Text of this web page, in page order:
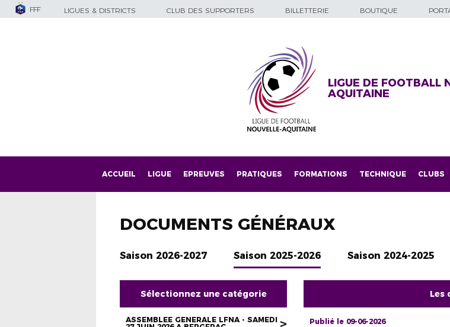
FFF LIGUES & DISTRICTS CLUB DES SUPPORTERS BILLETTERIE BOUTIQUE
LIGUE DE FOOTBALL
AQUITAINE
ACCUEIL LIGUE EPREUVES PRATIQUES FORMATIONS TECHNIQUE CLUBS
DOCUMENTS GÉNÉRAUX
Saison 2026-2027 Saison 2025-2026 Saison 2024-2025
Sélectionnez une catégorie
ASSEMBLEE GENERALE LFNA - SAMEDI >
Les
Publié le 09-06-2026